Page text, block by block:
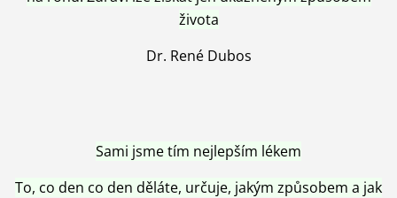
života
Dr. René Dubos
Sami jsme tím nejlepším lékem
To, co den co den děláte, určuje, jakým způsobem a jak